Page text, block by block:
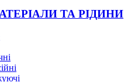
ТА РІДИНИ